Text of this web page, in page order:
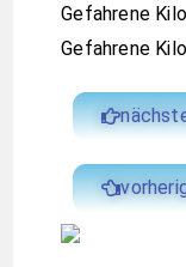
Gefahrene
Gefahrene